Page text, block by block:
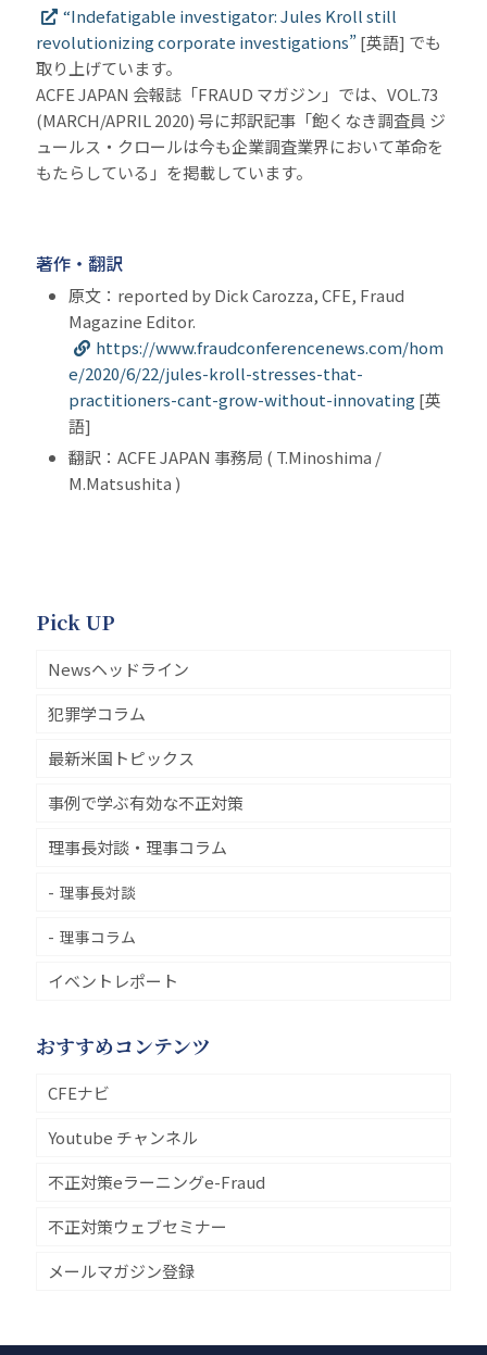
“Indefatigable investigator: Jules Kroll still
revolutionizing corporate investigations”[英語] でも
取り上げています。
ACFE JAPAN 会報誌「FRAUD マガジン」では、VOL.73
(MARCH/APRIL 2020) 号に邦訳記事「飽くなき調査員 ジ
ュールス・クロールは今も企業調査業界において革命を
もたらしている」を掲載しています。
著作・翻訳
原文：reported by Dick Carozza, CFE, Fraud
Magazine Editor.
https://www.fraudconferencenews.com/hom
e/2020/6/22/jules-kroll-stresses-that-
practitioners-cant-grow-without-innovating [英
語]
翻訳：ACFE JAPAN 事務局 ( T.Minoshima /
M.Matsushita )
Pick UP
Newsヘッドライン
犯罪学コラム
最新米国トピックス
事例で学ぶ有効な不正対策
理事長対談・理事コラム
理事長対談
理事コラム
イベントレポート
おすすめコンテンツ
CFEナビ
Youtube チャンネル
不正対策eラーニングe-Fraud
不正対策ウェブセミナー
メールマガジン登録